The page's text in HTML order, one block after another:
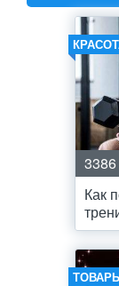
3386
Как